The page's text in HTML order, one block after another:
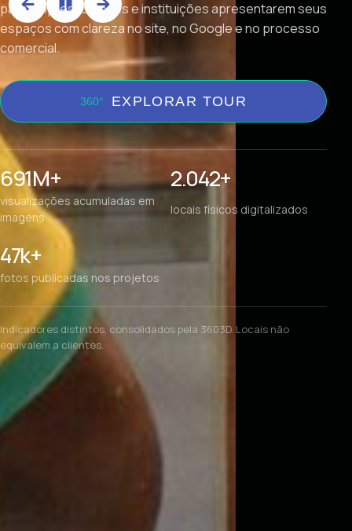
para empresas, redes e instituições apresentarem seus
espaços com clareza no site, no Google e no processo
comercial.
EXPLORAR TOUR
691M+
visualizações acumuladas em
imagens
2.042+
locais físicos digitalizados
47k+
fotos publicadas nos projetos
Indicadores distintos, consolidados pela 3603D. Locais não
equivalem a clientes.